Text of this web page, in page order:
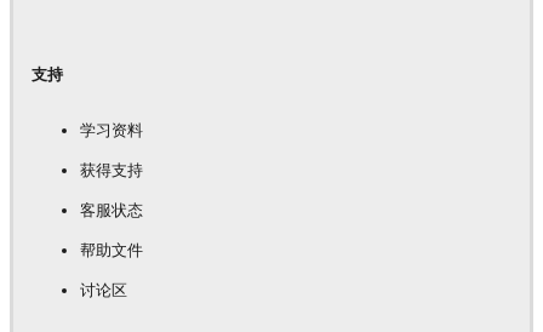
支持
学习资料
获得支持
客服状态
帮助文件
讨论区